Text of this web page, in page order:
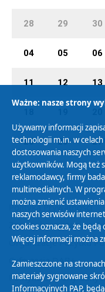
28 29 30
04 05 06
11 12 13
25 26 27
Polityka Prywatności
Zasady korzystania z
Organizacje Pożytku
Cyfryzacja DAB+
Polityka ochrony
Ważne: nasze strony
Używamy informacji
technologii m.in. w
dostosowania naszych
użytkowników. Mogą też
reklamodawcy, firmy
multimedialnych. W
można zmienić
naszych serwisów
cookies oznacza, że będą
Więcej informacji można
Zamieszczone na
materiały sygnowane
Informacyjnych PAP,